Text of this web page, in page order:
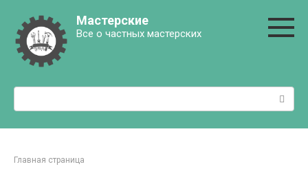
контенту
Мастерские
Все о частных мастерских
Поиск:
Главная страница